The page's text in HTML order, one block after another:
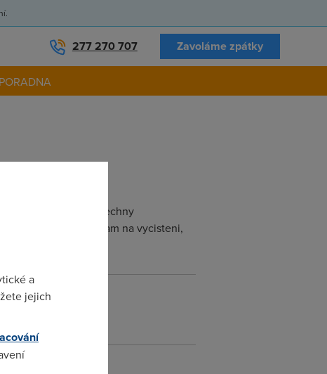
277 270 707 Zavoláme zpátky
PORADNA
vymazal jsem vsechny
nebo program na vycisteni,
a
jejich